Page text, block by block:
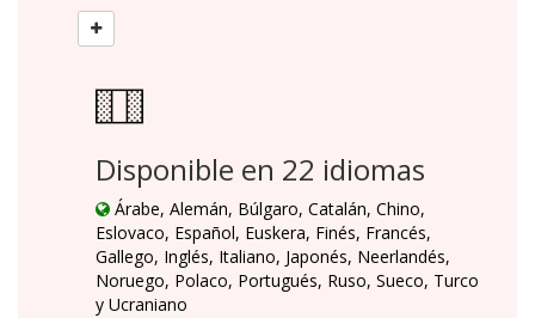
Disponible en 22 idiomas
Árabe, Alemán, Búlgaro, Catalán, Chino,
Eslovaco, Español, Euskera, Finés, Francés,
Gallego, Inglés, Italiano, Japonés, Neerlandés,
Noruego, Polaco, Portugués, Ruso, Sueco, Turco
y Ucraniano